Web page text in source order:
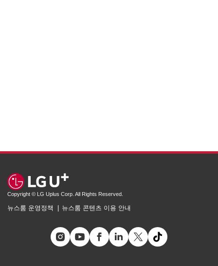
Copyright © LG Uplus Corp. All Rights Reserved.
뉴스룸 운영정책 뉴스룸 콘텐츠 이용 안내